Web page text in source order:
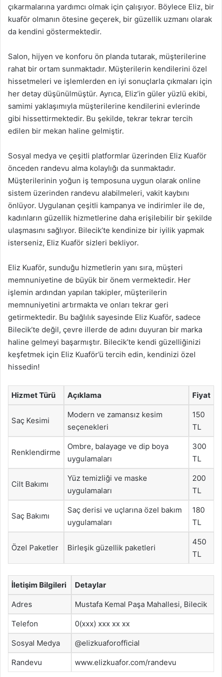
çıkarmalarına yardımcı olmak için çalışıyor. Böylece Eliz, bir
kuaför olmanın ötesine geçerek, bir güzellik uzmanı olarak
da kendini göstermektedir.
Salon, hijyen ve konforu ön planda tutarak, müşterilerine
rahat bir ortam sunmaktadır. Müşterilerin kendilerini özel
hissetmeleri ve işlemlerden en iyi sonuçlarla çıkmaları için
her detay düşünülmüştür. Ayrıca, Eliz’in güler yüzlü ekibi,
samimi yaklaşımıyla müşterilerine kendilerini evlerinde
gibi hissettirmektedir. Bu şekilde, tekrar tekrar tercih
edilen bir mekan haline gelmiştir.
Sosyal medya ve çeşitli platformlar üzerinden Eliz Kuaför
önceden randevu alma kolaylığı da sunmaktadır.
Müşterilerinin yoğun iş temposuna uygun olarak online
sistem üzerinden randevu alabilmeleri, vakit kaybını
önlüyor. Uygulanan çeşitli kampanya ve indirimler ile de,
kadınların güzellik hizmetlerine daha erişilebilir bir şekilde
ulaşmasını sağlıyor. Bilecik’te kendinize bir iyilik yapmak
isterseniz, Eliz Kuaför sizleri bekliyor.
Eliz Kuaför, sunduğu hizmetlerin yanı sıra, müşteri
memnuniyetine de büyük bir önem vermektedir. Her
işlemin ardından yapılan takipler, müşterilerin
memnuniyetini artırmakta ve onları tekrar geri
getirmektedir. Bu bağlılık sayesinde Eliz Kuaför, sadece
Bilecik’te değil, çevre illerde de adını duyuran bir marka
haline gelmeyi başarmıştır. Bilecik’te kendi güzelliğinizi
keşfetmek için Eliz Kuaför’ü tercih edin, kendinizi özel
hissedin!
Hizmet Türü Açıklama Fiyat
Saç Kesimi
Modern ve zamansız kesim
seçenekleri
150
TL
Renklendirme
Ombre, balayage ve dip boya
uygulamaları
300
TL
Cilt Bakımı
Yüz temizliği ve maske
uygulamaları
200
TL
Saç Bakımı
Saç derisi ve uçlarına özel bakım
uygulamaları
180
TL
Özel Paketler Birleşik güzellik paketleri
450
TL
İletişim Bilgileri Detaylar
Adres Mustafa Kemal Paşa Mahallesi, Bilecik
Telefon 0(xxx) xxx xx xx
Sosyal Medya @elizkuaforofficial
Randevu www.elizkuafor.com/randevu